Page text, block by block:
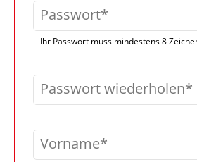
Passwort
Ihr Passwort muss mindestens 8
Passwort wiederholen
Vorname